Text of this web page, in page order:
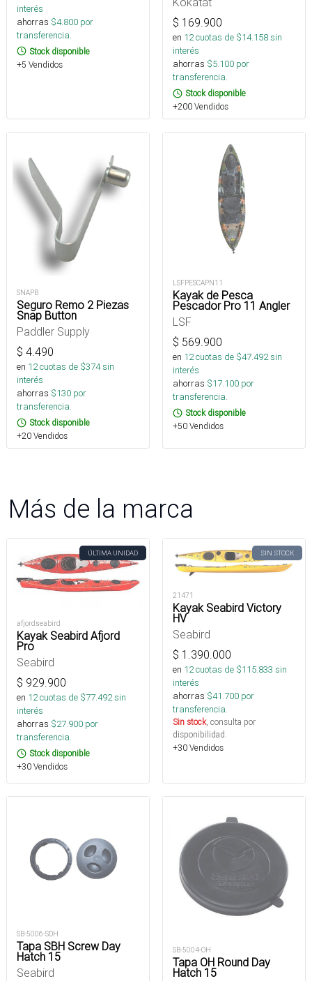
interés
ahorras $4.800 por
transferencia.
Stock disponible
+5 Vendidos
$ 169.900
en 12cuotas de $14.158sin
interés
ahorras $5.100 por
transferencia.
Stock disponible
+200 Vendidos
SNAPB
Seguro Remo 2 Piezas
Snap Button
Paddler Supply
$ 4.490
en 12cuotas de $374sin
interés
ahorras $130 por
transferencia.
Stock disponible
+20 Vendidos
LSFPESCAPN11
Kayak de Pesca
Pescador Pro 11 Angler
LSF
$ 569.900
en 12cuotas de $47.492sin
interés
ahorras $17.100 por
transferencia.
Stock disponible
+50 Vendidos
Más de la marca
ÚLTIMA UNIDAD
afjordseabird
Kayak Seabird Afjord
Pro
Seabird
$ 929.900
en 12cuotas de $77.492sin
interés
ahorras $27.900 por
transferencia.
Stock disponible
+30 Vendidos
SIN STOCK
21471
Kayak Seabird Victory
HV
Seabird
$ 1.390.000
en 12cuotas de $115.833 sin
interés
ahorras $41.700 por
transferencia.
Sin stock, consulta por
disponibilidad.
+30 Vendidos
SB-5006-SDH
Tapa SBH Screw Day
Hatch 15
Seabird
SB-5004-OH
Tapa OH Round Day
Hatch 15